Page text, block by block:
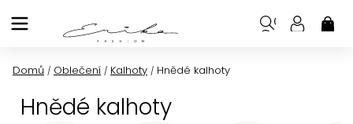
na
Domů / Oblečení / Kalhoty / Hnědé kalhoty
Hnědé kalhoty